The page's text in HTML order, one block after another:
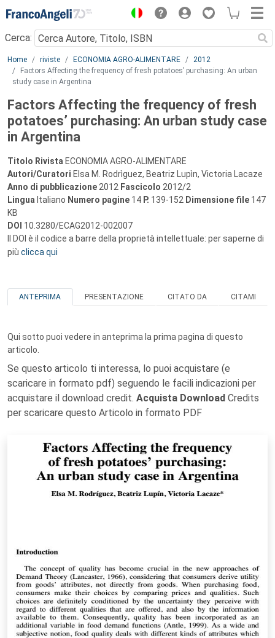
Menu
Cerca:
Main content
Home riviste ECONOMIA AGRO-ALIMENTARE
2012
Factors Affecting the frequency of fresh potatoes’ purchasing: An urban
study case in Argentina
Factors Affecting the frequency of fresh
potatoes’ purchasing: An urban study case
in Argentina
Titolo Rivista ECONOMIA AGRO-ALIMENTARE
Autori/Curatori Elsa M. Rodrìguez, Beatriz Lupìn, Victoria Lacaze
Anno di pubblicazione 2012 Fascicolo 2012/2
Lingua Italiano Numero pagine 14 P. 139-152 Dimensione file 147
KB
DOI 10.3280/ECAG2012-002007
Il DOI è il codice a barre della proprietà intellettuale: per saperne di
più clicca qui
ANTEPRIMA PRESENTAZIONE CITATO DA CITAMI
Qui sotto puoi vedere in anteprima la prima pagina di questo
articolo.
Se questo articolo ti interessa, lo puoi acquistare (e
scaricare in formato pdf) seguendo le facili indicazioni per
acquistare il download credit. Acquista Download Credits
per scaricare questo Articolo in formato PDF